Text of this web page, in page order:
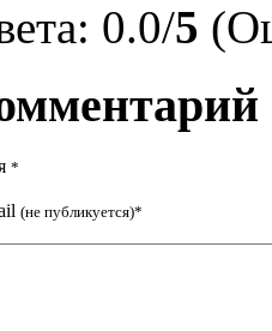
0.0/5
*
(не публикуется)*